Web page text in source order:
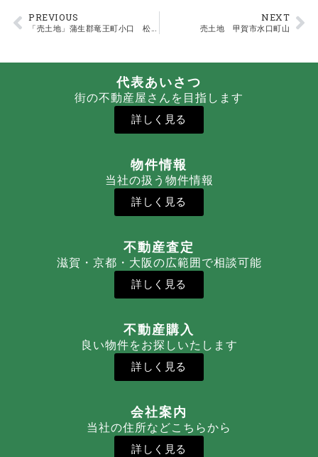
PREVIOUS
「売土地」蒲生郡竜王町小口 松が丘団地
NEXT
売土地 甲賀市水口町山
代表あいさつ
街の不動産屋さんを目指します
詳しく見る
物件情報
当社の扱う物件情報
詳しく見る
不動産査定
滋賀・京都・大阪の広範囲で相談可能
詳しく見る
不動産購入
良い物件をお探しいたします
詳しく見る
会社案内
当社の住所などこちらから
詳しく見る